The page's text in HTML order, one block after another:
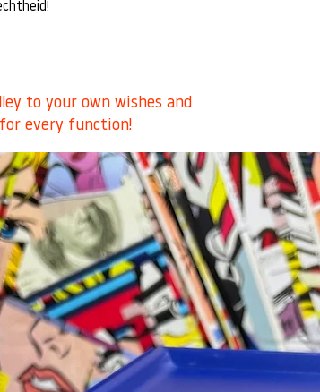
to your own wishes and
every function!